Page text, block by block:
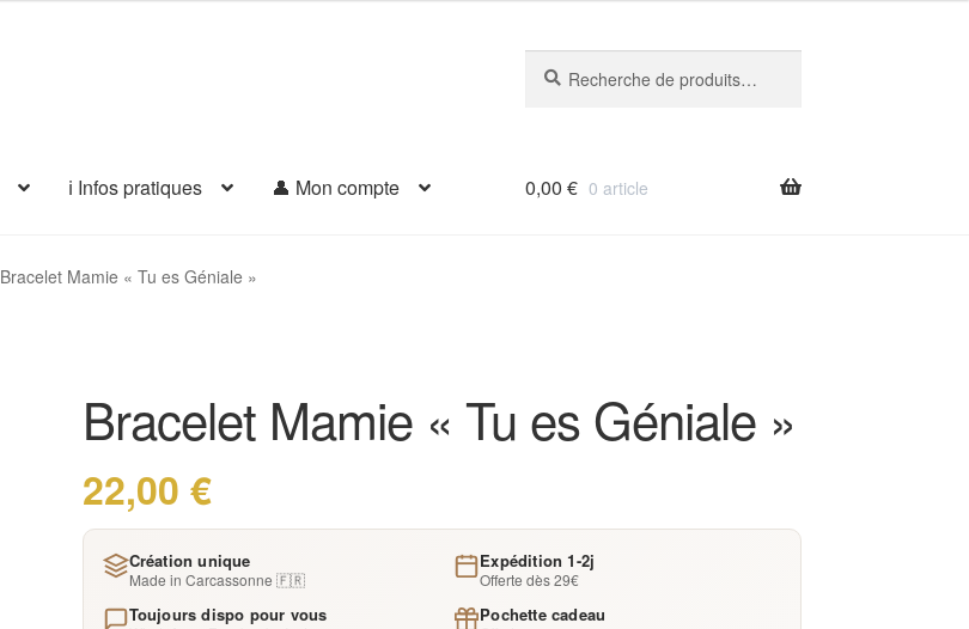
pour :
Recherche
ℹ️ Infos pratiques 👤 Mon compte 0,00 € 0 article
Bracelet Mamie « Tu es Géniale »
Bracelet Mamie « Tu es Géniale »
22,00 €
Création unique
Made in Carcassonne 🇫🇷
Expédition 1-2j
Offerte dès 29€
Toujours dispo pour vous Pochette cadeau